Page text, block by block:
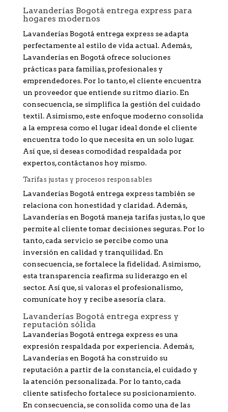
Lavanderías Bogotá entrega express para
hogares modernos
Lavanderías Bogotá entrega express se adapta
perfectamente al estilo de vida actual. Además,
Lavanderías en Bogotá ofrece soluciones
prácticas para familias, profesionales y
emprendedores. Por lo tanto, el cliente encuentra
un proveedor que entiende su ritmo diario. En
consecuencia, se simplifica la gestión del cuidado
textil. Asimismo, este enfoque moderno consolida
a la empresa como el lugar ideal donde el cliente
encuentra todo lo que necesita en un solo lugar.
Así que, si deseas comodidad respaldada por
expertos, contáctanos hoy mismo.
Tarifas justas y procesos responsables
Lavanderías Bogotá entrega express también se
relaciona con honestidad y claridad. Además,
Lavanderías en Bogotá maneja tarifas justas, lo que
permite al cliente tomar decisiones seguras. Por lo
tanto, cada servicio se percibe como una
inversión en calidad y tranquilidad. En
consecuencia, se fortalece la fidelidad. Asimismo,
esta transparencia reafirma su liderazgo en el
sector. Así que, si valoras el profesionalismo,
comunícate hoy y recibe asesoría clara.
Lavanderías Bogotá entrega express y
reputación sólida
Lavanderías Bogotá entrega express es una
expresión respaldada por experiencia. Además,
Lavanderías en Bogotá ha construido su
reputación a partir de la constancia, el cuidado y
la atención personalizada. Por lo tanto, cada
cliente satisfecho fortalece su posicionamiento.
En consecuencia, se consolida como una de las